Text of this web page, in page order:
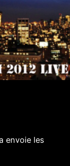
envoie les